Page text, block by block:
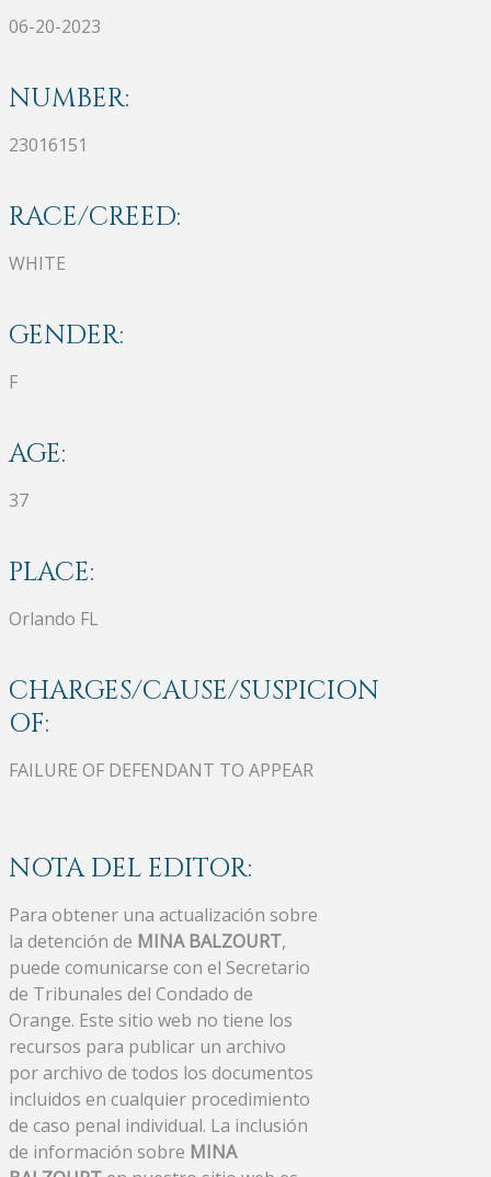
06-20-2023
NUMBER:
23016151
RACE/CREED:
WHITE
GENDER:
F
AGE:
37
PLACE:
Orlando FL
CHARGES/CAUSE/SUSPICION
OF:
FAILURE OF DEFENDANT TO APPEAR
NOTA DEL EDITOR:
Para obtener una actualización sobre
la detención de MINA BALZOURT,
puede comunicarse con el Secretario
de Tribunales del Condado de
Orange. Este sitio web no tiene los
recursos para publicar un archivo
por archivo de todos los documentos
incluidos en cualquier procedimiento
de caso penal individual. La inclusión
de información sobre MINA